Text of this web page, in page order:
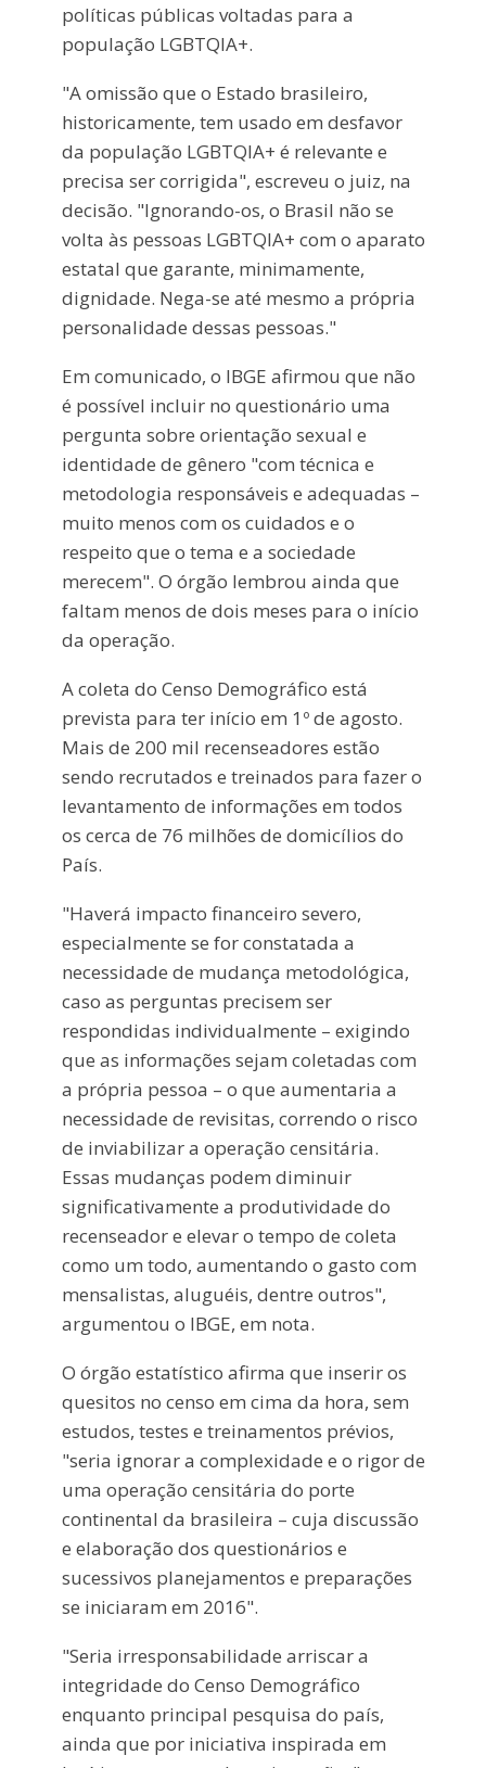
políticas públicas voltadas para a
população LGBTQIA+.
"A omissão que o Estado brasileiro,
historicamente, tem usado em desfavor
da população LGBTQIA+ é relevante e
precisa ser corrigida", escreveu o juiz, na
decisão. "Ignorando-os, o Brasil não se
volta às pessoas LGBTQIA+ com o aparato
estatal que garante, minimamente,
dignidade. Nega-se até mesmo a própria
personalidade dessas pessoas."
Em comunicado, o IBGE afirmou que não
é possível incluir no questionário uma
pergunta sobre orientação sexual e
identidade de gênero "com técnica e
metodologia responsáveis e adequadas –
muito menos com os cuidados e o
respeito que o tema e a sociedade
merecem". O órgão lembrou ainda que
faltam menos de dois meses para o início
da operação.
A coleta do Censo Demográfico está
prevista para ter início em 1º de agosto.
Mais de 200 mil recenseadores estão
sendo recrutados e treinados para fazer o
levantamento de informações em todos
os cerca de 76 milhões de domicílios do
País.
"Haverá impacto financeiro severo,
especialmente se for constatada a
necessidade de mudança metodológica,
caso as perguntas precisem ser
respondidas individualmente – exigindo
que as informações sejam coletadas com
a própria pessoa – o que aumentaria a
necessidade de revisitas, correndo o risco
de inviabilizar a operação censitária.
Essas mudanças podem diminuir
significativamente a produtividade do
recenseador e elevar o tempo de coleta
como um todo, aumentando o gasto com
mensalistas, aluguéis, dentre outros",
argumentou o IBGE, em nota.
O órgão estatístico afirma que inserir os
quesitos no censo em cima da hora, sem
estudos, testes e treinamentos prévios,
"seria ignorar a complexidade e o rigor de
uma operação censitária do porte
continental da brasileira – cuja discussão
e elaboração dos questionários e
sucessivos planejamentos e preparações
se iniciaram em 2016".
"Seria irresponsabilidade arriscar a
integridade do Censo Demográfico
enquanto principal pesquisa do país,
ainda que por iniciativa inspirada em